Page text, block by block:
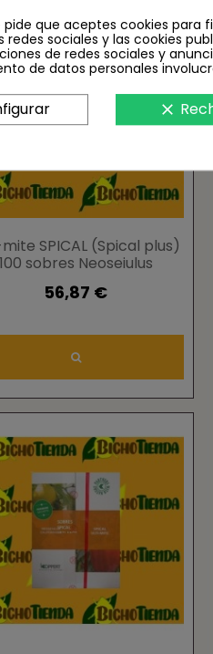
SPICAL (Spical plus)
sobres Neoseiulus
californicus 10000
56,87 €
que aceptes cookies para
redes sociales y las cookies
de redes sociales y
de datos personales
clear